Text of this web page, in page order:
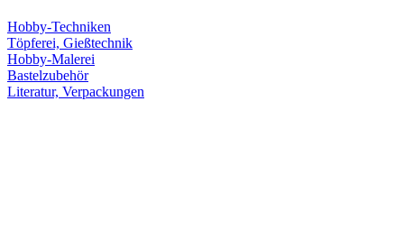
Hobby-Techniken
Töpferei, Gießtechnik
Hobby-Malerei
Bastelzubehör
Literatur, Verpackungen